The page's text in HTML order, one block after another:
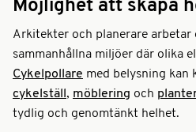
Möjlighet att skapa
Arkitekter och planerare arbetar
sammanhållna miljöer där olika
Cykelpollare med belysning kan
cykelställ, möblering och
tydlig och genomtänkt helhet.